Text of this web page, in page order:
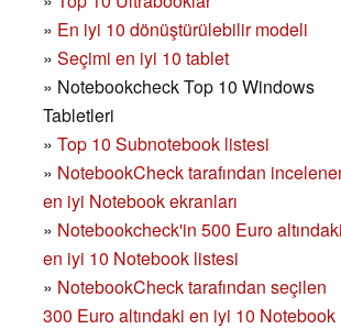
» En iyi 10 dönüştürülebilir modeli
» Seçimi en iyi 10 tablet
» Notebookcheck Top 10 Windows
Tabletleri
» Top 10 Subnotebook listesi
» NotebookCheck tarafından
en iyi Notebook ekranları
» Notebookcheck'in 500 Euro altındaki
en iyi 10 Notebook listesi
» NotebookCheck tarafından seçilen
300 Euro altındaki en iyi 10 Notebook